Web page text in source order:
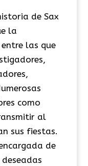
de Sax
la
las que
como
al
sus fiestas.
de